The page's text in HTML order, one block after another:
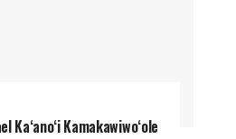
Kamakawiwoʻole